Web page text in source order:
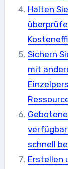
Halten
Sichern
mit
verfügbar
schnell
Erstellen